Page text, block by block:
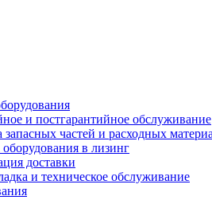
и постгарантийное обслуживание
запасных частей и расходных
в лизинг
доставки
и техническое обслуживание